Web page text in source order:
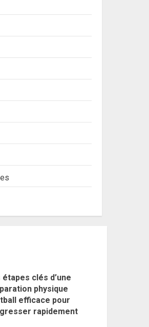
étapes clés d’une
physique
efficace pour
rapidement